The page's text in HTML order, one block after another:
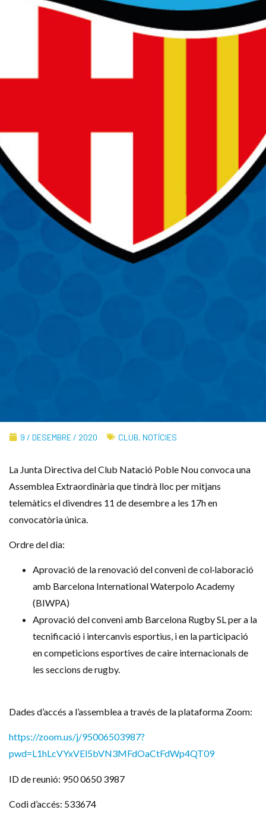
9 / DESEMBRE / 2020 CLUB, NOTÍCIES
La Junta Directiva del Club Natació Poble Nou convoca una
Assemblea Extraordinària que tindrà lloc per mitjans
telemàtics el divendres 11 de desembre a les 17h en
convocatòria única.
Ordre del dia:
Aprovació de la renovació del conveni de col·laboració
amb Barcelona International Waterpolo Academy
(BIWPA)
Aprovació del conveni amb Barcelona Rugby SL per a la
tecnificació i intercanvis esportius, i en la participació
en competicions esportives de caire internacionals de
les seccions de rugby.
Dades d’accés a l’assemblea a través de la plataforma Zoom:
https://zoom.us/j/95006503987?
pwd=L1hLcVYxVEl5bVN3MFdOaCtFdWp4QT09
ID de reunió: 950 0650 3987
Codi d’accés: 533674